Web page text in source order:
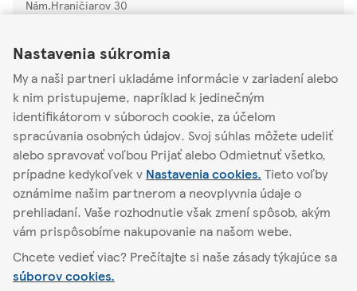
Nastavenia súkromia
My a naši partneri ukladáme informácie v zariadení alebo
k nim pristupujeme, napríklad k jedinečným
identifikátorom v súboroch cookie, za účelom
spracúvania osobných údajov. Svoj súhlas môžete udeliť
alebo spravovať voľbou Prijať alebo Odmietnuť všetko,
prípadne kedykoľvek v Nastavenia cookies. Tieto voľby
oznámime našim partnerom a neovplyvnia údaje o
prehliadaní. Vaše rozhodnutie však zmení spôsob, akým
vám prispôsobíme nakupovanie na našom webe.
Chcete vedieť viac? Prečítajte si naše zásady týkajúce sa
súborov cookies.
Nám.Hraničiarov 30
Otvorené -Zatvára o21:00
Podrobnosti o obchode
Nájsť iný obchod
Bratislava